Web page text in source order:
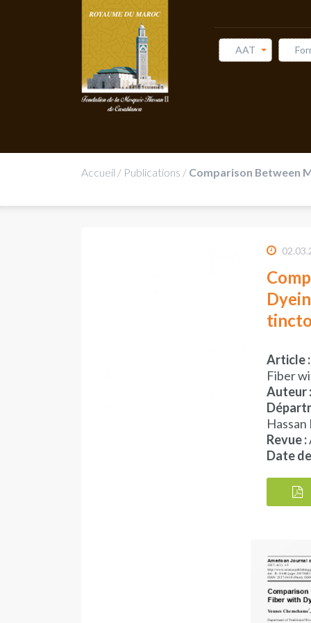
AAT
Accueil / Publications / Comparison Between
Article :
Fiber
Auteur :
Revue :
Date